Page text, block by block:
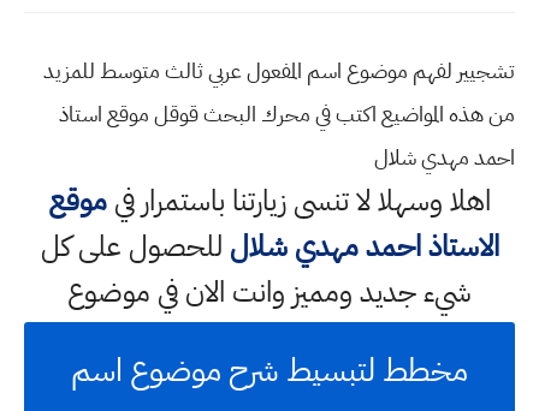
تشجيير لفهم موضوع اسم المفعول عربي ثالث متوسط للمزيد
من هذه المواضيع اكتب في محرك البحث قوقل موقع استاذ
احمد مهدي شلال
اهلا وسهلالا تنسى زيارتنا باستمرار فيموقع
الاستاذ احمد مهدي شلال للحصول على كل
شيء جديد ومميز وانت الان في موضوع
مخطط لتبسيط شرح موضوع اسم